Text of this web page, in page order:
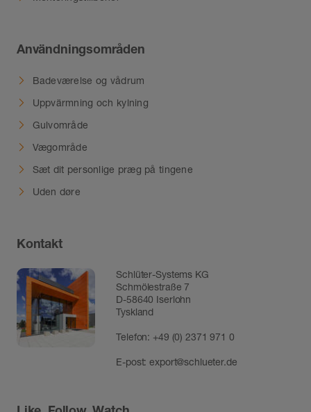
Användningsområden
Badeværelse og vådrum
Uppvärmning och kylning
Gulvområde
Vægområde
Sæt dit personlige præg på tingene
Uden døre
Kontakt
Schlüter-Systems KG
Schmölestraße 7
D-58640 Iserlohn
Tyskland
Telefon:+49 (0) 2371 971 0
E-post:export@schlueter.de